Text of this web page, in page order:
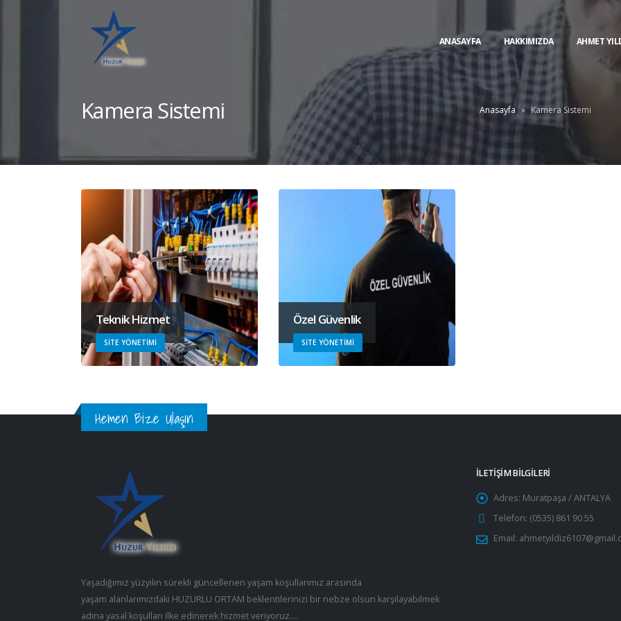
ANASAYFA HAKKIMIZDA AHMET
Kamera Sistemi Anasayfa » Kamera Sistemi
Teknik Hizmet
SITE YÖNETIMI
Özel Güvenlik
SITE YÖNETIMI
Hemen Bize Ulaşın
Yaşadığımız yüzyılın sürekli güncellenen yaşam koşullarımız arasında
yaşam alanlarımızdaki HUZURLU ORTAM beklentilerinizi bir nebze olsun karşılayabilmek
adına yasal koşulları ilke edinerek hizmet veriyoruz….
İLETİŞİM BİLGİLERİ
Adres: Muratpaşa / ANTALYA
Telefon: (0535) 861 90 55
Email: